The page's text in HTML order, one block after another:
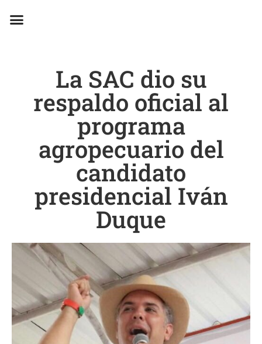
La SAC dio su
respaldo oficial al
programa
agropecuario del
candidato
presidencial Iván
Duque